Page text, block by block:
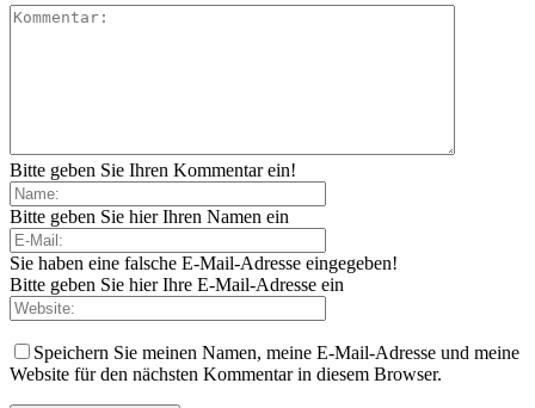
Bitte geben Sie Ihren Kommentar ein!
Bitte geben Sie hier Ihren Namen ein
Sie haben eine falsche E-Mail-Adresse eingegeben!
Bitte geben Sie hier Ihre E-Mail-Adresse ein
Speichern Sie meinen Namen, meine E-Mail-Adresse und meine
Website für den nächsten Kommentar in diesem Browser.